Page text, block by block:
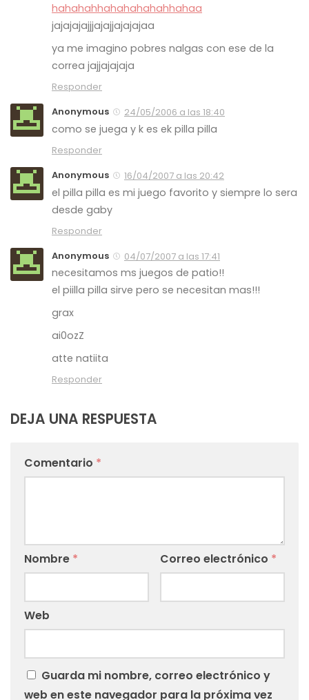
hahahahhahahahahahhahaa
jajajajajjjajajjajajajaa
ya me imagino pobres nalgas con ese de la
correa jajjajajaja
Responder
Anonymous
24/05/2006 a las 18:40
como se juega y k es ek pilla pilla
Responder
Anonymous
16/04/2007 a las 20:42
el pilla pilla es mi juego favorito y siempre lo sera
desde gaby
Responder
Anonymous
04/07/2007 a las 17:41
necesitamos ms juegos de patio!!
el piilla pilla sirve pero se necesitan mas!!!
grax
ai0ozZ
atte natiita
Responder
DEJA UNA RESPUESTA
Comentario *
Nombre * Correo electrónico *
Web
Guarda mi nombre, correo electrónico y
web en este navegador para la próxima vez